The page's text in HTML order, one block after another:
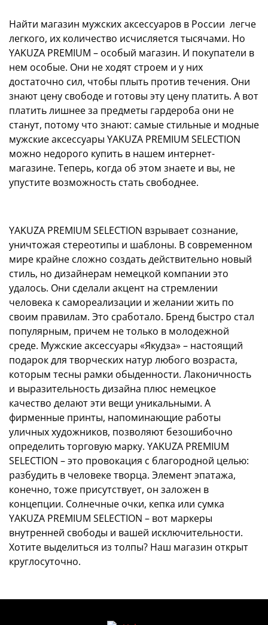
Найти магазин мужских аксессуаров в России легче
легкого, их количество исчисляется тысячами. Но
YAKUZA PREMIUM – особый магазин. И покупатели в
нем особые. Они не ходят строем и у них
достаточно сил, чтобы плыть против течения. Они
знают цену свободе и готовы эту цену платить. А вот
платить лишнее за предметы гардероба они не
станут, потому что знают: самые стильные и модные
мужские аксессуары YAKUZA PREMIUM SELECTION
можно недорого купить в нашем интернет-
магазине. Теперь, когда об этом знаете и вы, не
упустите возможность стать свободнее.
YAKUZA PREMIUM SELECTION взрывает сознание,
уничтожая стереотипы и шаблоны. В современном
мире крайне сложно создать действительно новый
стиль, но дизайнерам немецкой компании это
удалось. Они сделали акцент на стремлении
человека к самореализации и желании жить по
своим правилам. Это сработало. Бренд быстро стал
популярным, причем не только в молодежной
среде. Мужские аксессуары «Якудза» – настоящий
подарок для творческих натур любого возраста,
которым тесны рамки обыденности. Лаконичность
и выразительность дизайна плюс немецкое
качество делают эти вещи уникальными. А
фирменные принты, напоминающие работы
уличных художников, позволяют безошибочно
определить торговую марку. YAKUZA PREMIUM
SELECTION – это провокация с благородной целью:
разбудить в человеке творца. Элемент эпатажа,
конечно, тоже присутствует, он заложен в
концепции. Солнечные очки, кепка или сумка
YAKUZA PREMIUM SELECTION – вот маркеры
внутренней свободы и вашей исключительности.
Хотите выделиться из толпы? Наш магазин открыт
круглосуточно.